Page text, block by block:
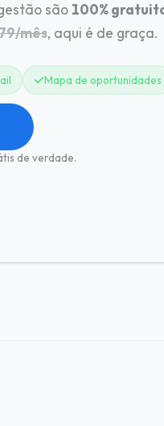
são 100%
mês, aqui é de graça.
Mapa de oportunidades
de verdade.